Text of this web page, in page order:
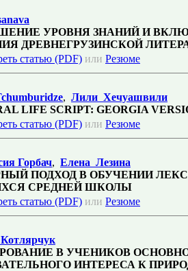
УРОВНЯ ЗНАНИЙ И
ДРЕВНЕГРУЗИНСКОЙ
статью (PDF) или Резюме
, Лили Хечуашвили
LIFE SCRIPT: GEORGIA
статью (PDF) или Резюме
Горбач, Елена Лезина
ПОДХОД В ОБУЧЕНИИ
СРЕДНЕЙ ШКОЛЫ
статью (PDF) или Резюме
В УЧЕНИКОВ
ИНТЕРЕСА К